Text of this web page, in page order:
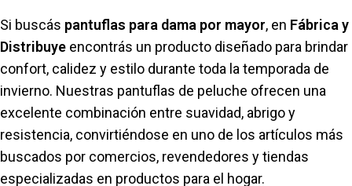
Si buscás pantuflas para dama por mayor, en Fábrica y
Distribuye encontrás un producto diseñado para brindar
confort, calidez y estilo durante toda la temporada de
invierno. Nuestras pantuflas de peluche ofrecen una
excelente combinación entre suavidad, abrigo y
resistencia, convirtiéndose en uno de los artículos más
buscados por comercios, revendedores y tiendas
especializadas en productos para el hogar.